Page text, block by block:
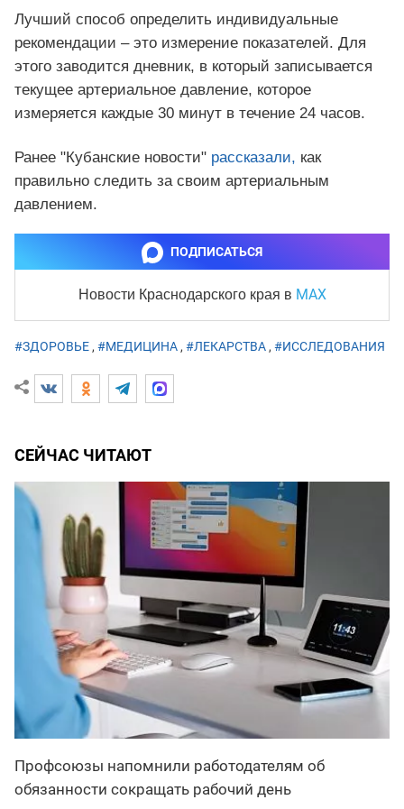
Лучший способ определить индивидуальные
рекомендации – это измерение показателей. Для
этого заводится дневник, в который записывается
текущее артериальное давление, которое
измеряется каждые 30 минут в течение 24 часов.
Ранее "Кубанские новости" рассказали, как
правильно следить за своим артериальным
давлением.
ПОДПИСАТЬСЯ
Новости Краснодарского края в MAX
#ЗДОРОВЬЕ , #МЕДИЦИНА , #ЛЕКАРСТВА , #ИССЛЕДОВАНИЯ
СЕЙЧАС ЧИТАЮТ
Профсоюзы напомнили работодателям об
обязанности сокращать рабочий день